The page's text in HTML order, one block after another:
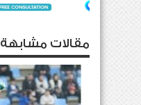
مقالات مشابهة